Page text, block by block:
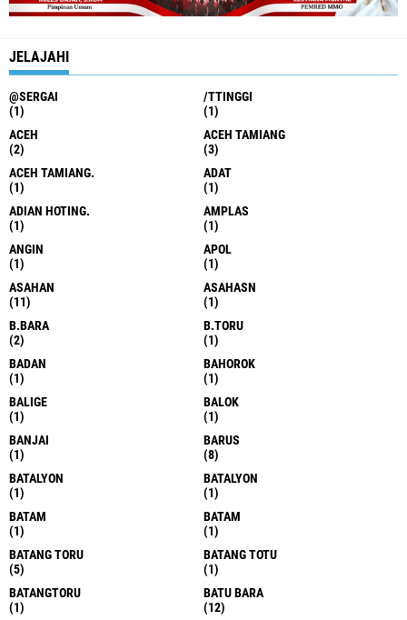
JELAJAHI
@SERGAI
(1)
/TTINGGI
(1)
ACEH
(2)
ACEH TAMIANG
(3)
ACEH TAMIANG.
(1)
ADAT
(1)
ADIAN HOTING.
(1)
AMPLAS
(1)
ANGIN
(1)
APOL
(1)
ASAHAN
(11)
ASAHASN
(1)
B.BARA
(2)
B.TORU
(1)
BADAN
(1)
BAHOROK
(1)
BALIGE
(1)
BALOK
(1)
BANJAI
(1)
BARUS
(8)
BATALYON
(1)
BATALYON
(1)
BATAM
(1)
BATAM
(1)
BATANG TORU
(5)
BATANG TOTU
(1)
BATANGTORU
(1)
BATU BARA
(12)